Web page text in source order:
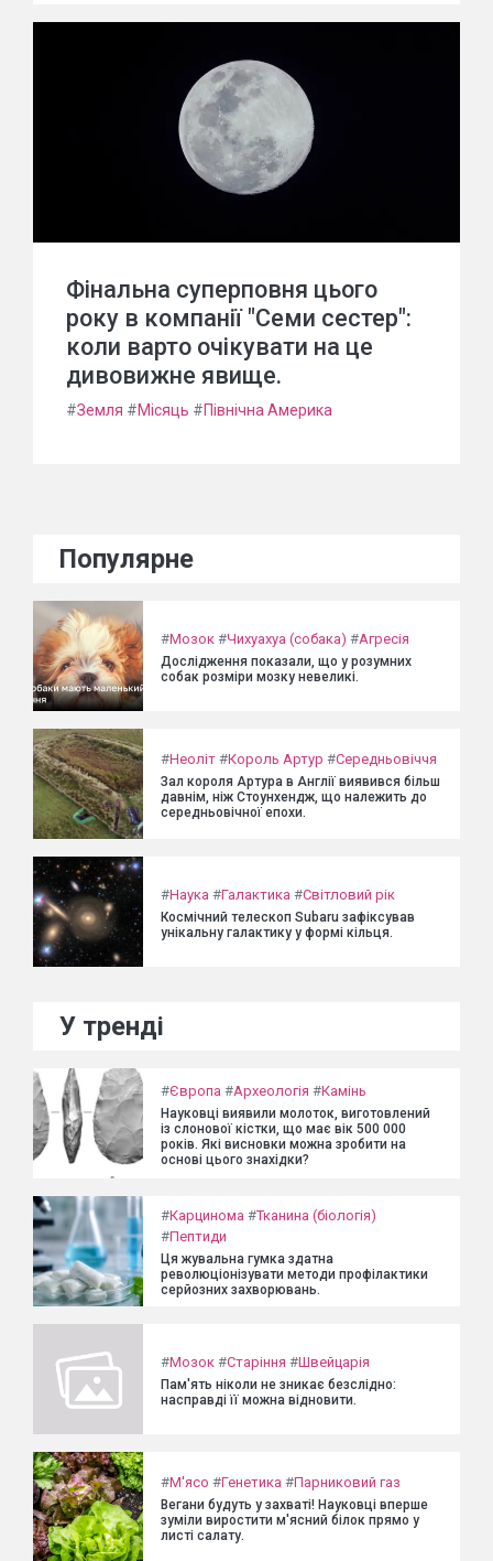
Фінальна суперповня цього
року в компанії "Семи сестер":
коли варто очікувати на це
дивовижне явище.
#Земля #Місяць #Північна Америка
Популярне
#Мозок #Чихуахуа (собака) #Агресія
Дослідження показали, що у розумних
собак розміри мозку невеликі.
#Неоліт #Король Артур #Середньовіччя
Зал короля Артура в Англії виявився більш
давнім, ніж Стоунхендж, що належить до
середньовічної епохи.
#Наука #Галактика #Світловий рік
Космічний телескоп Subaru зафіксував
унікальну галактику у формі кільця.
У тренді
#Європа #Археологія #Камінь
Науковці виявили молоток, виготовлений
із слонової кістки, що має вік 500 000
років. Які висновки можна зробити на
основі цього знахідки?
#Карцинома #Тканина (біологія)
#Пептиди
Ця жувальна гумка здатна
революціонізувати методи профілактики
серйозних захворювань.
#Мозок #Старіння #Швейцарія
Пам'ять ніколи не зникає безслідно:
насправді її можна відновити.
#М'ясо #Генетика #Парниковий газ
Вегани будуть у захваті! Науковці вперше
зуміли виростити м'ясний білок прямо у
листі салату.